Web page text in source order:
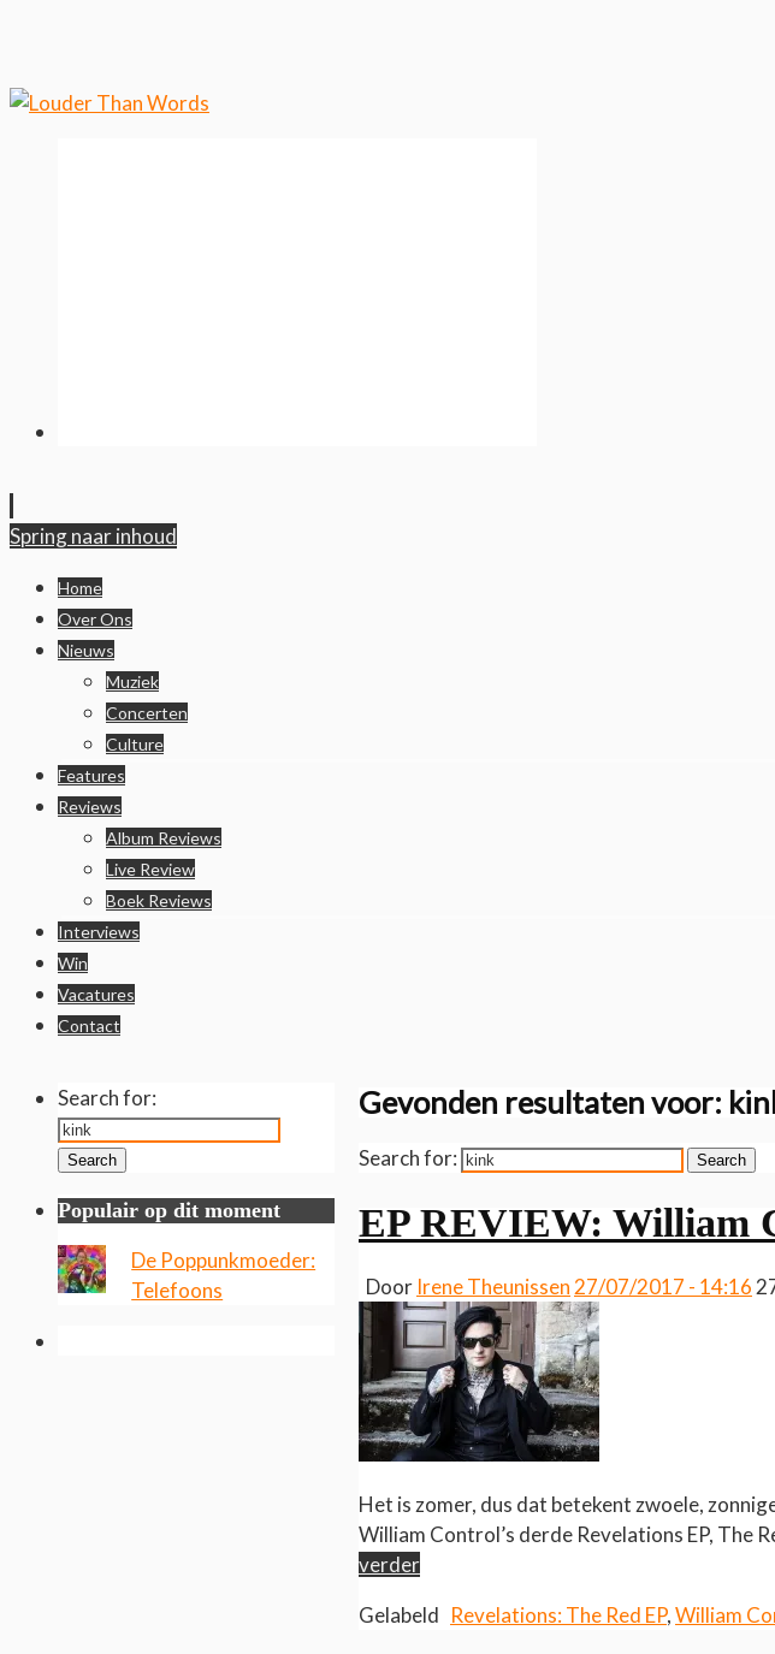
Spring naar inhoud
Home
Over Ons
Nieuws
Muziek
Concerten
Culture
Features
Reviews
Album Reviews
Live Review
Boek Reviews
Interviews
Win
Vacatures
Contact
Gevonden resultaten voor:
Search for: Search
EP REVIEW: William
Door Irene Theunissen 27/07/2017 - 14:16
Het is zomer, dus dat betekent zwoele,
William Control’s derde Revelations EP, The
verder
Gelabeld Revelations: The Red EP,William
Search for:
Search
Populair op dit moment
De Poppunkmoeder:
Telefoons